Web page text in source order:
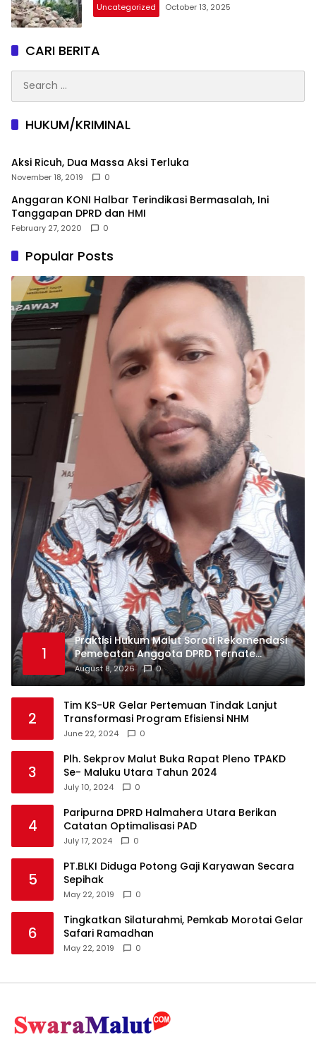
Uncategorized October 13, 2025
CARI BERITA
for:
HUKUM/KRIMINAL
Aksi Ricuh, Dua Massa Aksi Terluka
November 18, 2019 0
Anggaran KONI Halbar Terindikasi Bermasalah, Ini
Tanggapan DPRD dan HMI
February 27, 2020 0
Popular Posts
1
Praktisi Hukum Malut Soroti Rekomendasi
Pemecatan Anggota DPRD Ternate
Nurjaya Hi Ibrahim
August 8, 2026 0
2
Tim KS-UR Gelar Pertemuan Tindak Lanjut
Transformasi Program Efisiensi NHM
June 22, 2024 0
3
Plh. Sekprov Malut Buka Rapat Pleno TPAKD
Se- Maluku Utara Tahun 2024
July 10, 2024 0
4
Paripurna DPRD Halmahera Utara Berikan
Catatan Optimalisasi PAD
July 17, 2024 0
5
PT.BLKI Diduga Potong Gaji Karyawan Secara
Sepihak
May 22, 2019 0
6
Tingkatkan Silaturahmi, Pemkab Morotai Gelar
Safari Ramadhan
May 22, 2019 0